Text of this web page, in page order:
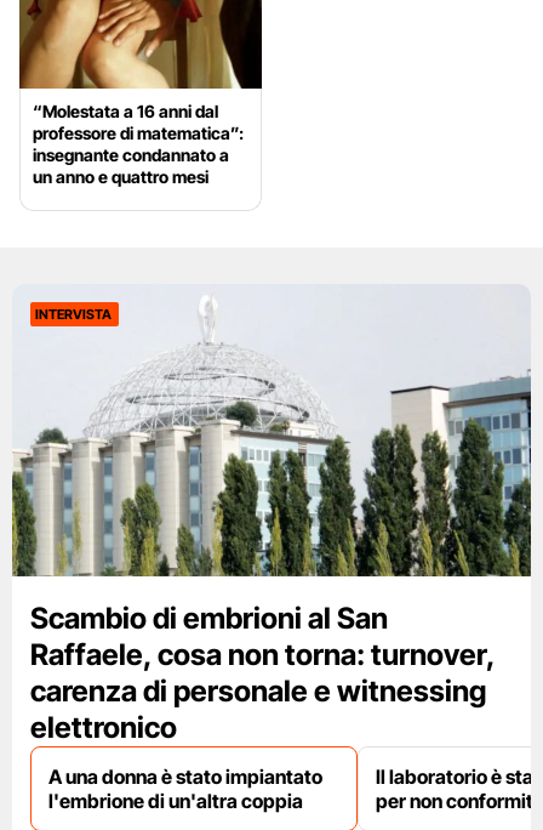
“Molestata a 16 anni dal
professore di matematica”:
insegnante condannato a
un anno e quattro mesi
INTERVISTA
Scambio di embrioni al San
Raffaele, cosa non torna: turnover,
carenza di personale e witnessing
elettronico
A una donna è stato impiantato
l'embrione di un'altra coppia
Il laboratorio è
per non